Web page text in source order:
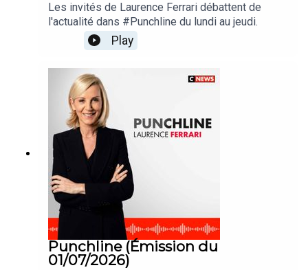
Les invités de Laurence Ferrari débattent de
l'actualité dans #Punchline du lundi au jeudi.
Play
Punchline (Émission du
01/07/2026)